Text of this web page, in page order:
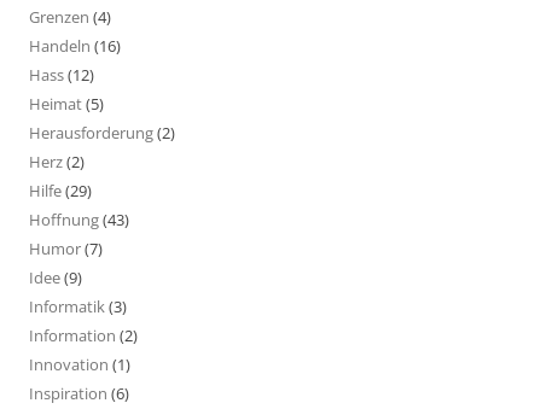
Grenzen (4)
Handeln (16)
Hass(12)
Heimat(5)
Herausforderung(2)
Herz(2)
Hilfe(29)
Hoffnung(43)
Humor(7)
Idee(9)
Informatik(3)
Information (2)
Innovation (1)
Inspiration (6)